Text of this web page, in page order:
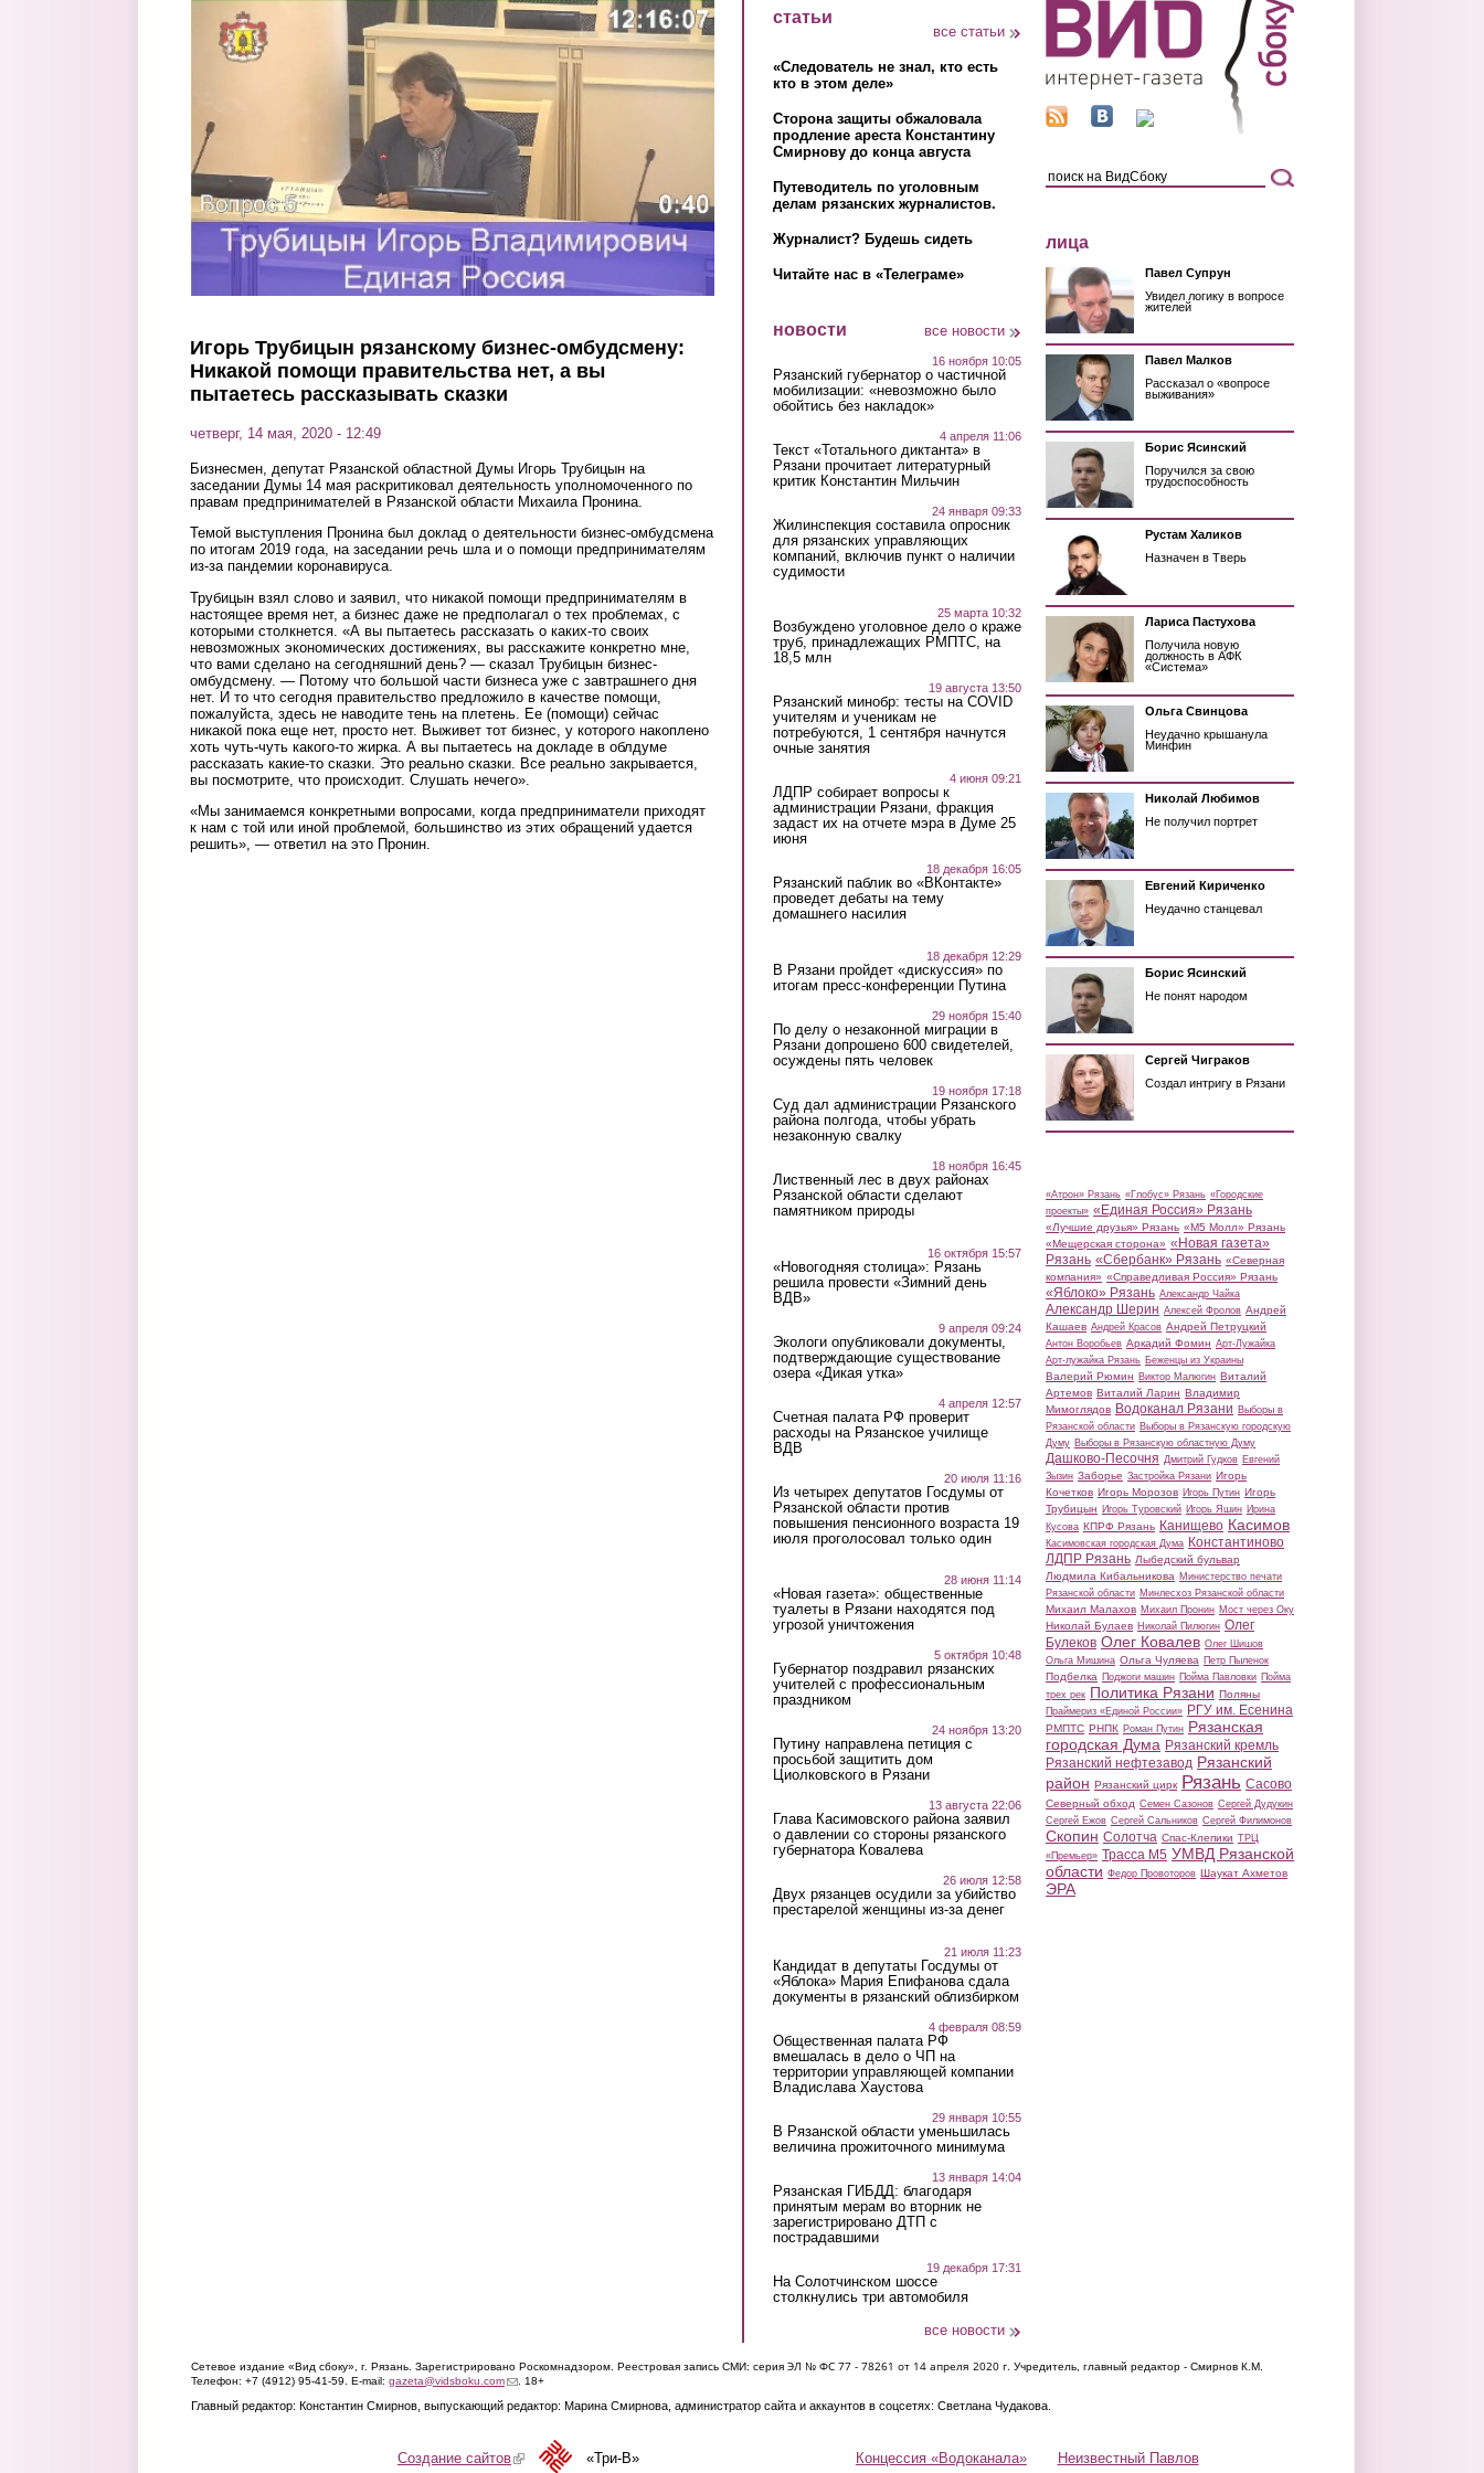
Игорь Трубицын рязанскому бизнес-омбудсмену:
Никакой помощи правительства нет, а вы
пытаетесь рассказывать сказки
четверг, 14 мая, 2020 - 12:49
Бизнесмен, депутат Рязанской областной Думы Игорь Трубицын на
заседании Думы 14 мая раскритиковал деятельность уполномоченного по
правам предпринимателей в Рязанской области Михаила Пронина.
Темой выступления Пронина был доклад о деятельности бизнес-омбудсмена
по итогам 2019 года, на заседании речь шла и о помощи предпринимателям
из-за пандемии коронавируса.
Трубицын взял слово и заявил, что никакой помощи предпринимателям в
настоящее время нет, а бизнес даже не предполагал о тех проблемах, с
которыми столкнется. «А вы пытаетесь рассказать о каких-то своих
невозможных экономических достижениях, вы расскажите конкретно мне,
что вами сделано на сегодняшний день? — сказал Трубицын бизнес-
омбудсмену. — Потому что большой части бизнеса уже с завтрашнего дня
нет. И то что сегодня правительство предложило в качестве помощи,
пожалуйста, здесь не наводите тень на плетень. Ее (помощи) сейчас
никакой пока еще нет, просто нет. Выживет тот бизнес, у которого накоплено
хоть чуть-чуть какого-то жирка. А вы пытаетесь на докладе в облдуме
рассказать какие-то сказки. Это реально сказки. Все реально закрывается,
вы посмотрите, что происходит. Слушать нечего».
«Мы занимаемся конкретными вопросами, когда предприниматели приходят
к нам с той или иной проблемой, большинство из этих обращений удается
решить», — ответил на это Пронин.
статьи
все статьи
«Следователь не знал, кто есть
кто в этом деле»
Сторона защиты обжаловала
продление ареста Константину
Смирнову до конца августа
Путеводитель по уголовным
делам рязанских журналистов.
Журналист? Будешь сидеть
Читайте нас в «Телеграме»
новости все новости
16 ноября 10:05
Рязанский губернатор о частичной
мобилизации: «невозможно было
обойтись без накладок»
4 апреля 11:06
Текст «Тотального диктанта» в
Рязани прочитает литературный
критик Константин Мильчин
24 января 09:33
Жилинспекция составила опросник
для рязанских управляющих
компаний, включив пункт о наличии
судимости
25 марта 10:32
Возбуждено уголовное дело о краже
труб, принадлежащих РМПТС, на
18,5 млн
19 августа 13:50
Рязанский минобр: тесты на COVID
учителям и ученикам не
потребуются, 1 сентября начнутся
очные занятия
4 июня 09:21
ЛДПР собирает вопросы к
администрации Рязани, фракция
задаст их на отчете мэра в Думе 25
июня
18 декабря 16:05
Рязанский паблик во «ВКонтакте»
проведет дебаты на тему
домашнего насилия
18 декабря 12:29
В Рязани пройдет «дискуссия» по
итогам пресс-конференции Путина
29 ноября 15:40
По делу о незаконной миграции в
Рязани допрошено 600 свидетелей,
осуждены пять человек
19 ноября 17:18
Суд дал администрации Рязанского
района полгода, чтобы убрать
незаконную свалку
18 ноября 16:45
Лиственный лес в двух районах
Рязанской области сделают
памятником природы
16 октября 15:57
«Новогодняя столица»: Рязань
решила провести «Зимний день
ВДВ»
9 апреля 09:24
Экологи опубликовали документы,
подтверждающие существование
озера «Дикая утка»
4 апреля 12:57
Счетная палата РФ проверит
расходы на Рязанское училище
ВДВ
20 июля 11:16
Из четырех депутатов Госдумы от
Рязанской области против
повышения пенсионного возраста 19
июля проголосовал только один
28 июня 11:14
«Новая газета»: общественные
туалеты в Рязани находятся под
угрозой уничтожения
5 октября 10:48
Губернатор поздравил рязанских
учителей с профессиональным
праздником
24 ноября 13:20
Путину направлена петиция с
просьбой защитить дом
Циолковского в Рязани
13 августа 22:06
Глава Касимовского района заявил
о давлении со стороны рязанского
губернатора Ковалева
26 июля 12:58
Двух рязанцев осудили за убийство
престарелой женщины из-за денег
21 июля 11:23
Кандидат в депутаты Госдумы от
«Яблока» Мария Епифанова сдала
документы в рязанский облизбирком
4 февраля 08:59
Общественная палата РФ
вмешалась в дело о ЧП на
территории управляющей компании
Владислава Хаустова
29 января 10:55
В Рязанской области уменьшилась
величина прожиточного минимума
13 января 14:04
Рязанская ГИБДД: благодаря
принятым мерам во вторник не
зарегистрировано ДТП с
пострадавшими
19 декабря 17:31
На Солотчинском шоссе
столкнулись три автомобиля
все новости
лица
Павел Супрун
Увидел логику в вопросе
жителей
Павел Малков
Рассказал о «вопросе
выживания»
Борис Ясинский
Поручился за свою
трудоспособность
Рустам Халиков
Назначен в Тверь
Лариса Пастухова
Получила новую
должность в АФК
«Система»
Ольга Свинцова
Неудачно крышанула
Минфин
Николай Любимов
Не получил портрет
Евгений Кириченко
Неудачно станцевал
Борис Ясинский
Не понят народом
Сергей Чиграков
Создал интригу в Рязани
«Атрон» Рязань «Глобус» Рязань «Городские
проекты» «Единая Россия» Рязань
«Лучшие друзья» Рязань «М5 Молл» Рязань
«Мещерская сторона» «Новая газета»
Рязань «Сбербанк» Рязань «Северная
компания» «Справедливая Россия» Рязань
«Яблоко» Рязань Александр Чайка
Александр Шерин Алексей Фролов Андрей
Кашаев Андрей Красов Андрей Петруцкий
Антон Воробьев Аркадий Фомин Арт-Лужайка
Арт-лужайка Рязань Беженцы из Украины
Валерий Рюмин Виктор Малюгин Виталий
Артемов Виталий Ларин Владимир
Мимоглядов Водоканал Рязани Выборы в
Рязанской области Выборы в Рязанскую городскую
Думу Выборы в Рязанскую областную Думу
Дашково-Песочня Дмитрий Гудков Евгений
Зызин Заборье Застройка Рязани Игорь
Кочетков Игорь Морозов Игорь Путин Игорь
Трубицын Игорь Туровский Игорь Яшин Ирина
Кусова КПРФ Рязань Канищево Касимов
Касимовская городская Дума Константиново
ЛДПР Рязань Лыбедский бульвар
Людмила Кибальникова Министерство печати
Рязанской области Минлесхоз Рязанской области
Михаил Малахов Михаил Пронин Мост через Оку
Николай Булаев Николай Пилюгин Олег
Булеков Олег Ковалев Олег Шишов
Ольга Мишина Ольга Чуляева Петр Пыленок
Подбелка Поджоги машин Пойма Павловки Пойма
трех рек Политика Рязани Поляны
Праймериз «Единой России» РГУ им. Есенина
РМПТС РНПК Роман Путин Рязанская
городская Дума Рязанский кремль
Рязанский нефтезавод Рязанский
район Рязанский цирк Рязань Сасово
Северный обход Семен Сазонов Сергей Дудукин
Сергей Ежов Сергей Сальников Сергей Филимонов
Скопин Солотча Спас-Клепики ТРЦ
«Премьер» Трасса М5 УМВД Рязанской
области Федор Провоторов Шаукат Ахметов
ЭРА
Сетевое издание «Вид сбоку», г. Рязань. Зарегистрировано Роскомнадзором. Реестровая запись СМИ: серия ЭЛ № ФС 77 - 78261 от 14 апреля 2020 г. Учредитель, главный редактор - Смирнов К.М.
Телефон: +7 (4912) 95-41-59. E-mail: gazeta@vidsboku.com(link sends e-mail)
. 18+
Главный редактор: Константин Смирнов, выпускающий редактор: Марина Смирнова, администратор сайта и аккаунтов в соцсетях: Светлана Чудакова.
Концессия «Водоканала» Неизвестный Павлов
Создание сайтов(link is external)«Три-В»